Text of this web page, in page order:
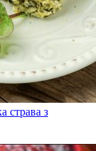
страва з